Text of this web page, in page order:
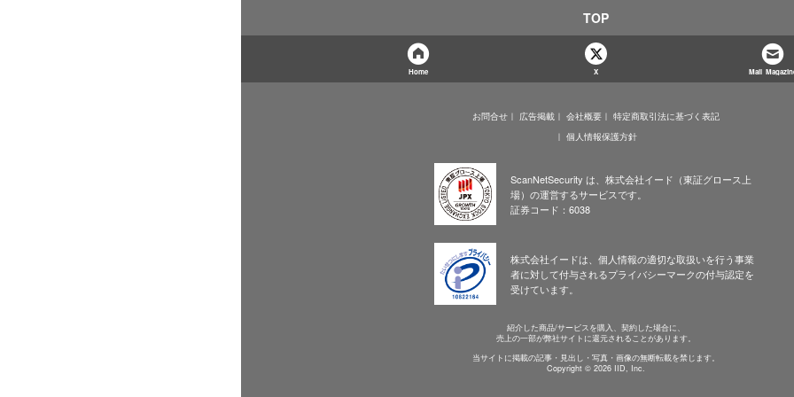
TOP
Home X Mail
お問合せ 広告掲載 会社概要
特定商取引法に基づく表記
個人情報保護方針
ScanNetSecurity は、株式会社イード（東証グロース上
場）の運営するサービスです。
証券コード：6038
株式会社イードは、個人情報の適切な取扱いを行う事業
者に対して付与されるプライバシーマークの付与認定を
受けています。
紹介した商品/サービスを購入、契約した場合に、
売上の一部が弊社サイトに還元されることがあります。
当サイトに掲載の記事・見出し・写真・画像の無断転載を禁じます。
Copyright © 2026 IID, Inc.